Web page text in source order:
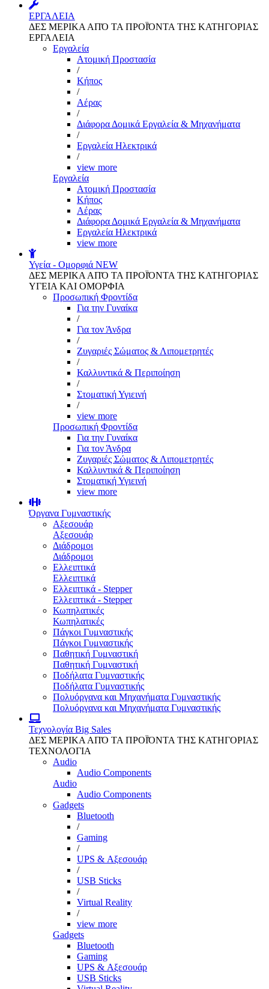
ΕΡΓΑΛΕΙΑ
ΔΕΣ ΜΕΡΙΚΑ ΑΠΌ ΤΑ ΠΡΟΪΌΝΤΑ ΤΗΣ ΚΑΤΗΓΟΡΙΑΣ
ΕΡΓΑΛΕΙΑ
Εργαλεία
Aτομική Προστασία
/
Kήπος
/
Αέρας
/
Διάφορα Δομικά Εργαλεία & Μηχανήματα
/
Εργαλεία Ηλεκτρικά
/
view more
Εργαλεία
Aτομική Προστασία
Kήπος
Αέρας
Διάφορα Δομικά Εργαλεία & Μηχανήματα
Εργαλεία Ηλεκτρικά
view more
Υγεία - Ομορφιά NEW
ΔΕΣ ΜΕΡΙΚΑ ΑΠΌ ΤΑ ΠΡΟΪΌΝΤΑ ΤΗΣ ΚΑΤΗΓΟΡΙΑΣ
ΥΓΕΙΑ ΚΑΙ ΟΜΟΡΦΙΑ
Προσωπική Φροντίδα
Για την Γυναίκα
/
Για τον Άνδρα
/
Ζυγαριές Σώματος & Λιπομετρητές
/
Καλλυντικά & Περιποίηση
/
Στοματική Υγιεινή
/
view more
Προσωπική Φροντίδα
Για την Γυναίκα
Για τον Άνδρα
Ζυγαριές Σώματος & Λιπομετρητές
Καλλυντικά & Περιποίηση
Στοματική Υγιεινή
view more
Όργανα Γυμναστικής
Αξεσουάρ
Αξεσουάρ
Διάδρομοι
Διάδρομοι
Ελλειπτικά
Ελλειπτικά
Ελλειπτικά - Stepper
Ελλειπτικά - Stepper
Κωπηλατικές
Κωπηλατικές
Πάγκοι Γυμναστικής
Πάγκοι Γυμναστικής
Παθητική Γυμναστική
Παθητική Γυμναστική
Ποδήλατα Γυμναστικής
Ποδήλατα Γυμναστικής
Πολυόργανα και Μηχανήματα Γυμναστικής
Πολυόργανα και Μηχανήματα Γυμναστικής
Τεχνολογία Big Sales
ΔΕΣ ΜΕΡΙΚΑ ΑΠΌ ΤΑ ΠΡΟΪΌΝΤΑ ΤΗΣ ΚΑΤΗΓΟΡΙΑΣ
ΤΕΧΝΟΛΟΓΙΑ
Audio
Audio Components
Audio
Audio Components
Gadgets
Bluetooth
/
Gaming
/
UPS & Αξεσουάρ
/
USB Sticks
/
Virtual Reality
/
view more
Gadgets
Bluetooth
Gaming
UPS & Αξεσουάρ
USB Sticks